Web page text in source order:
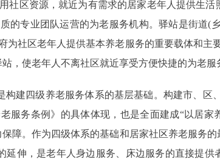
区资源，就近为有需求的居家老年人提供生活
的专业团队运营的为老服务机构。驿站是街道(
为社区老年人提供基本养老服务的重要载体和主
，使老年人不离社区就近享受方便快捷的为老服
建四级养老服务体系的基层基础。构建市、区
服务条例》的具体体现，也是全面建成“以居家
障。作为四级体系的基础和居家社区养老服务
延伸，是老年人身边服务、床边服务的直接提供